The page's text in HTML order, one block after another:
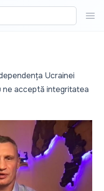
Ucrainei
ne acceptă integritatea